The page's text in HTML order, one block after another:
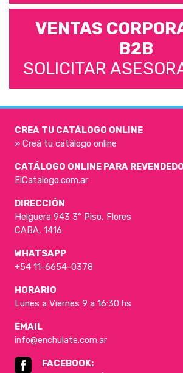
VENTAS
B2B
SOLICITAR
CREA TU CATÁLOGO ONLINE
» Creá tu catálogo online
CATÁLOGO ONLINE PARA
ElCatalogo.com.ar
DIRECCIÓN
Helguera 943 3° Piso, Flores
CABA, 1416
WHATSAPP
+54 11-6654-0378
HORARIO
Lunes a Viernes 9 a 16:30 hs
EMAIL
info@enchulate.com.ar
FACEBOOK: